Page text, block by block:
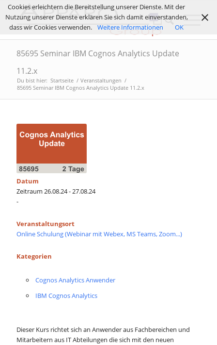
85695 Seminar IBM Cognos Analytics Update
11.2.x
Du bist hier: Startseite / Veranstaltungen /
85695 Seminar IBM Cognos Analytics Update 11.2.x
Datum
Zeitraum 26.08.24 - 27.08.24
-
Veranstaltungsort
Online Schulung (Webinar mit Webex, MS Teams, Zoom...)
Kategorien
Cognos Analytics Anwender
IBM Cognos Analytics
Dieser Kurs richtet sich an Anwender aus Fachbereichen und
Mitarbeitern aus IT Abteilungen die sich mit den neuen
Cookies erleichtern die Bereitstellung unserer Dienste. Mit der
Nutzung unserer Dienste erklären Sie sich damit einverstanden,
dass wir Cookies verwenden.
Weitere Informationen OK